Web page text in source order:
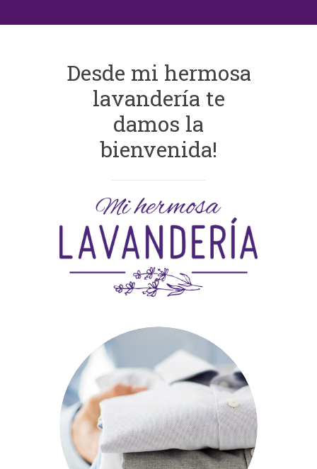
Desde mi hermosa
lavandería te
damos la
bienvenida!